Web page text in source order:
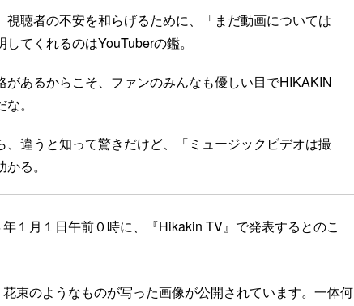
視聴者の不安を和らげるために、「まだ動画については
てくれるのはYouTuberの鑑。
があるからこそ、ファンのみんなも優しい目でHIKAKIN
。
、違うと知って驚きだけど、「ミュージックビデオは撮
る。
１月１日午前０時に、『Hikakin TV』で発表するとのこ
束のようなものが写った画像が公開されています。一体何